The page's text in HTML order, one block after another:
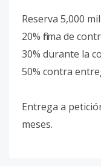
Reserva 5,000
20% firma de
30% durante la
50% contra
Entrega a
meses.